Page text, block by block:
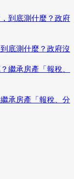
底測什麼？政府沒
承房產「報稅、分